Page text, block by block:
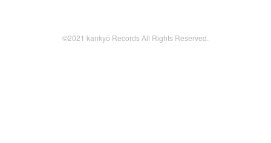
©2021 kankyō Records All Rights Reserved.